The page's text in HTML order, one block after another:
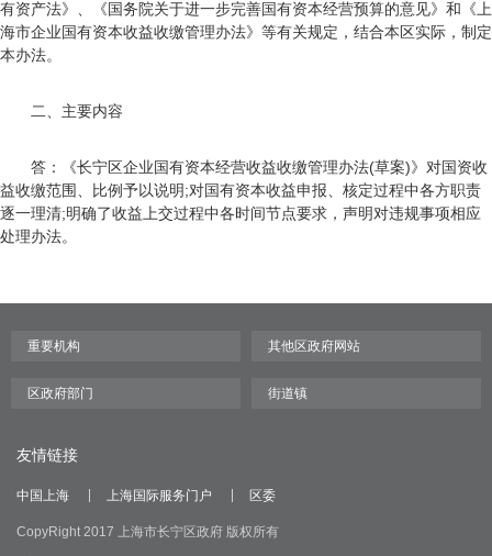
有资产法》、《国务院关于进一步完善国有资本经营预算的意见》和《上
海市企业国有资本收益收缴管理办法》等有关规定，结合本区实际，制定
本办法。
二、主要内容
答：《长宁区企业国有资本经营收益收缴管理办法(草案)》对国资收
益收缴范围、比例予以说明;对国有资本收益申报、核定过程中各方职责
逐一理清;明确了收益上交过程中各时间节点要求，声明对违规事项相应
处理办法。
友情链接
中国上海 上海国际服务门户 区委
CopyRight 2017 上海市长宁区政府 版权所有